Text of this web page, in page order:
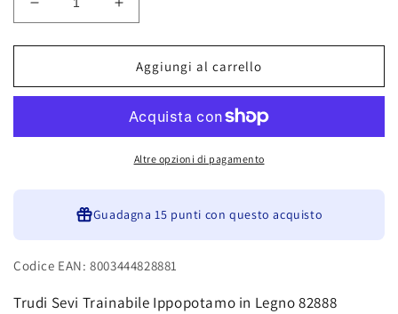
Diminuisci
quantità
per
Sevi
in
Aumenta
quantità
per
Trudi
Sevi
Ippopotamo
in
Legno
Aggiungi al carrello
Altre opzioni di pagamento
Guadagna15 punti con questo acquisto
Codice EAN: 8003444828881
Trudi Sevi Trainabile Ippopotamo in Legno 82888